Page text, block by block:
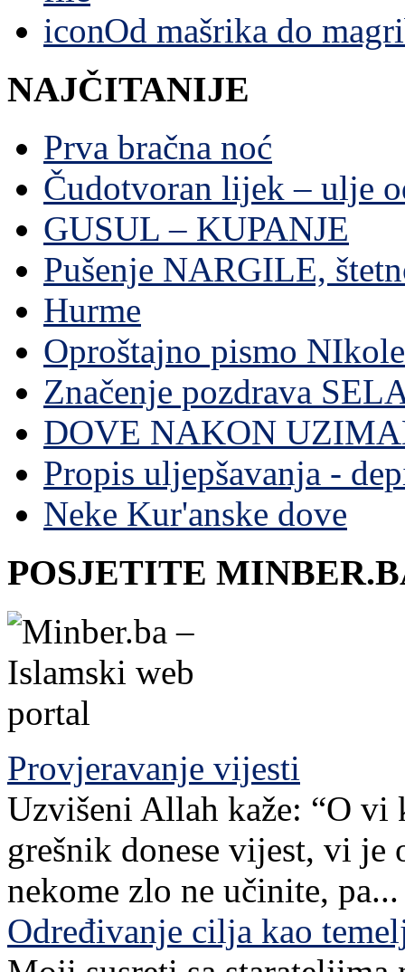
Od mašrika do
NAJČITANIJE
Prva bračna noć
Čudotvoran lijek – ulje
GUSUL – KUPANJE
Pušenje NARGILE,
Hurme
Oproštajno pismo
Značenje pozdrava
DOVE NAKON
Propis uljepšavanja -
Neke Kur'anske dove
POSJETITE
Provjeravanje vijesti
Uzvišeni Allah kaže: “O
grešnik donese vijest, vi je
nekome zlo ne učinite, pa...
Određivanje cilja kao